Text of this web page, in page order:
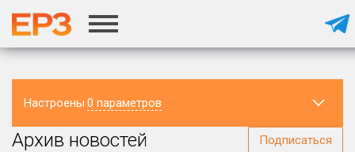
Настроены 0 параметров
Регион
Архив новостей Подписаться